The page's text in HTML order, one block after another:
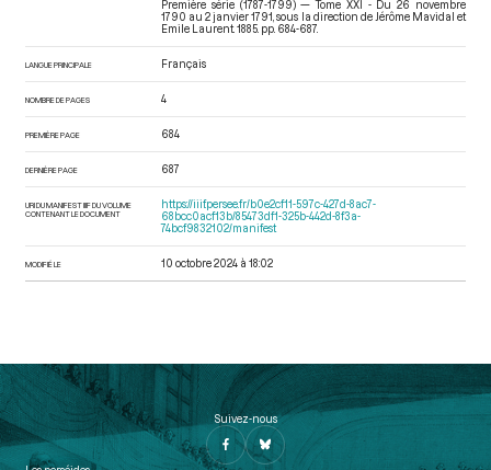
Première série (1787-1799) — Tome XXI - Du 26 novembre
1790 au 2 janvier 1791 , sous la direction de Jérôme Mavidal et
Emile Laurent. 1885. pp. 684-687.
LANGUE PRINCIPALE Français
NOMBRE DE PAGES 4
PREMIÈRE PAGE 684
DERNIÈRE PAGE 687
URI DU MANIFEST IIIF DU VOLUME
CONTENANT LE DOCUMENT
https://iiif.persee.fr/b0e2cf11-597c-427d-8ac7-
68bcc0acf13b/85473df1-325b-442d-8f3a-
74bcf9832102/manifest
MODIFIÉ LE 10 octobre 2024 à 18:02
Suivez-nous